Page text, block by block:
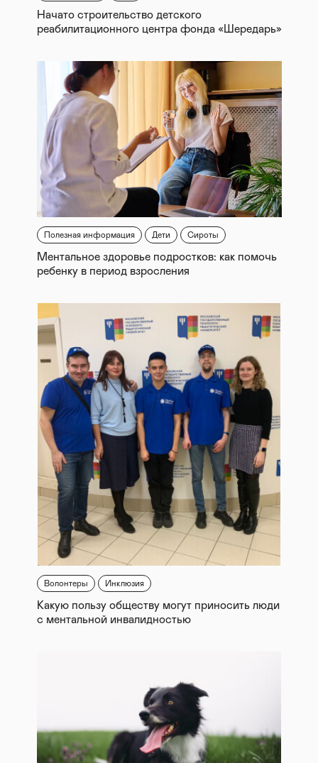
Начато строительство детского
реабилитационного центра фонда «Шередарь»
Полезная информация Дети Сироты
Ментальное здоровье подростков: как помочь
ребенку в период взросления
Волонтеры Инклюзия
Какую пользу обществу могут приносить люди
с ментальной инвалидностью